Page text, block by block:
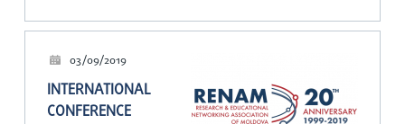
03/09/2019
INTERNATIONAL
CONFERENCE